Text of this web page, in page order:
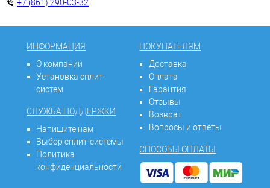
+7 (861) 290-03-32
ИНФОРМАЦИЯ
О компании
Установка сплит-
систем
СЛУЖБА ПОДДЕРЖКИ
Напишите нам
Выбор сплит-системы
Политика
конфиденциальности
ПОКУПАТЕЛЯМ
Доставка
Оплата
Гарантия
Отзывы
Возврат
Вопросы и ответы
СПОСОБЫ ОПЛАТЫ